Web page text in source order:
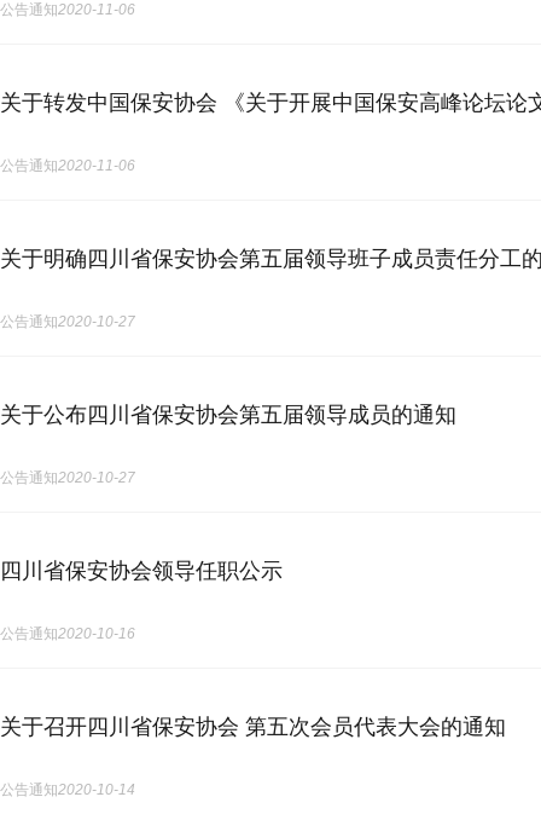
公告通知2020-11-06
关于转发中国保安协会 《关于开展中国保安高峰论坛论
公告通知2020-11-06
关于明确四川省保安协会第五届领导班子成员责任分工
公告通知2020-10-27
关于公布四川省保安协会第五届领导成员的通知
公告通知2020-10-27
四川省保安协会领导任职公示
公告通知2020-10-16
关于召开四川省保安协会 第五次会员代表大会的通知
公告通知2020-10-14